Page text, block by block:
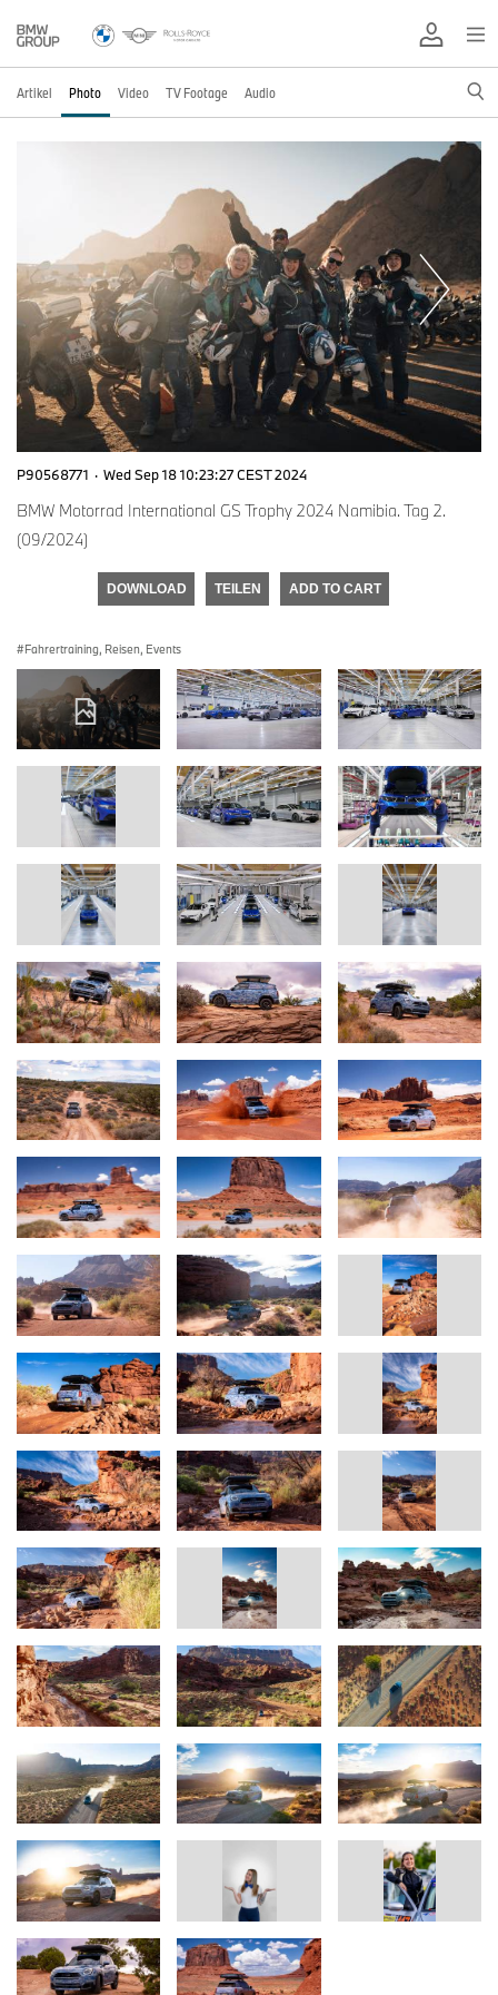
Artikel Photo Video TV Footage Audio
P90568771 · Wed Sep 18 10:23:27 CEST 2024
BMW Motorrad International GS Trophy 2024 Namibia. Tag 2.
(09/2024)
DOWNLOAD TEILEN ADD TO CART
Fahrertraining, Reisen, Events